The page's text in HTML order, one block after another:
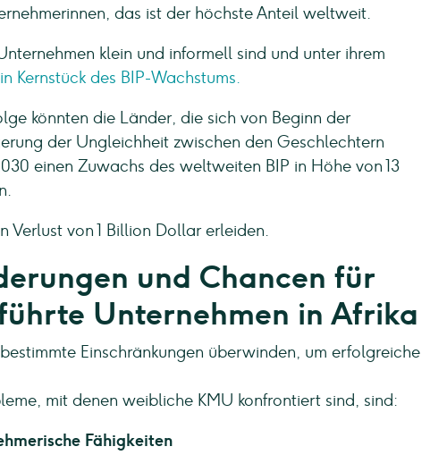
das ist der höchste Anteil weltweit.
klein und informell sind und unter ihrem
Kernstück des BIP-Wachstums.
könnten die Länder, die sich von Beginn der
der Ungleichheit zwischen den Geschlechtern
einen Zuwachs des weltweiten BIP in Höhe von 13
Verlust von 1 Billion Dollar erleiden.
und Chancen für
Unternehmen in Afrika
Einschränkungen überwinden, um erfolgreiche
mit denen weibliche KMU konfrontiert sind, sind:
Fähigkeiten